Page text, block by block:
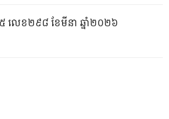
៥ លេខ២៩៨ ខែមីនា ឆ្នាំ២០២៦